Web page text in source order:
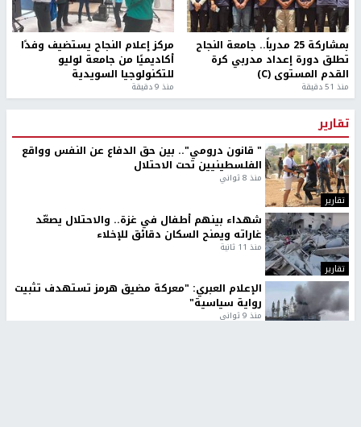
بمشاركة 25 مدرباً.. جامعة النجاح
تطلق دورة إعداد مدربي كرة
القدم المستوى (C)
منذ 51 دقيقة
مركز إعلام النجاح يستضيف وفدًا
أكاديميًا من جامعة لوليو
للتكنولوجيا السويدية
منذ 9 دقيقة
تقارير
تقارير
" قانون درومي".. بين حق الدفاع عن النفس وواقع
الفلسطينيين تحت الاحتلال
منذ 8 ثواني
تقارير
شهداء بينهم أطفال في غزة.. والاحتلال يصعّد
غاراته ويمنح السكان دقائق للإخلاء
منذ 11 ثانية
الإعلام العبري: "معركة مضيق هرمز تستهدف تثبيت
رواية سياسية"
منذ 9 ثواني